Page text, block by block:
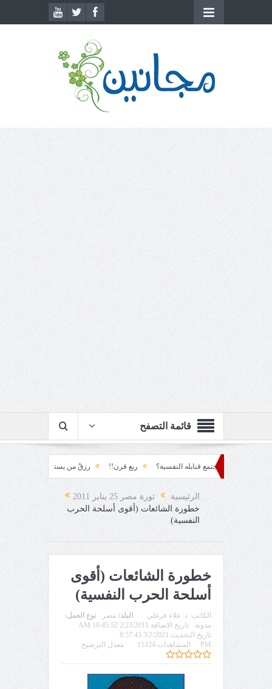
قائمة التصفح
قنابله النفسية؟ ربع قرن!! رزقٌ من يستكثره؟! منطق الأرضة
الرئيسية
ثورة مصر 25 يناير 2011
خطورة الشائعات (أقوى أسلحة الحرب
النفسية)
خطورة الشائعات (أقوى
أسلحة الحرب النفسية)
الكاتب: د. علاء فرغلي البلد: مصر
نوع العمل:
مدونة
تاريخ الاضافة 2/23/2011 10:45:52 AM
تاريخ التحديث 3/2/2021 8:57:43
PM
المشاهدات 15324 معدل الترشيح